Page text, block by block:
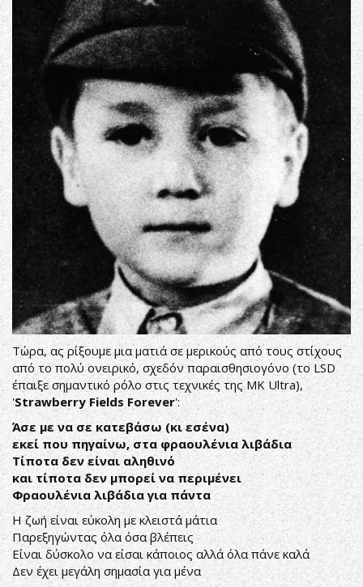
Τώρα, ας ρίξουμε μια ματιά σε μερικούς από τους στίχους
από το πολύ ονειρικό, σχεδόν παραισθησιογόνο (το LSD
έπαιξε σημαντικό ρόλο στις τεχνικές της MK Ultra),
'Strawberry Fields Forever':
Άσε με να σε κατεβάσω (κι εσένα)
εκεί που πηγαίνω, στα φραουλένια λιβάδια
Τίποτα δεν είναι αληθινό
και τίποτα δεν μπορεί να περιμένει
Φραουλένια λιβάδια για πάντα
Η ζωή είναι εύκολη με κλειστά μάτια
Παρεξηγώντας όλα όσα βλέπεις
Είναι δύσκολο να είσαι κάποιος αλλά όλα πάνε καλά
Δεν έχει μεγάλη σημασία για μένα